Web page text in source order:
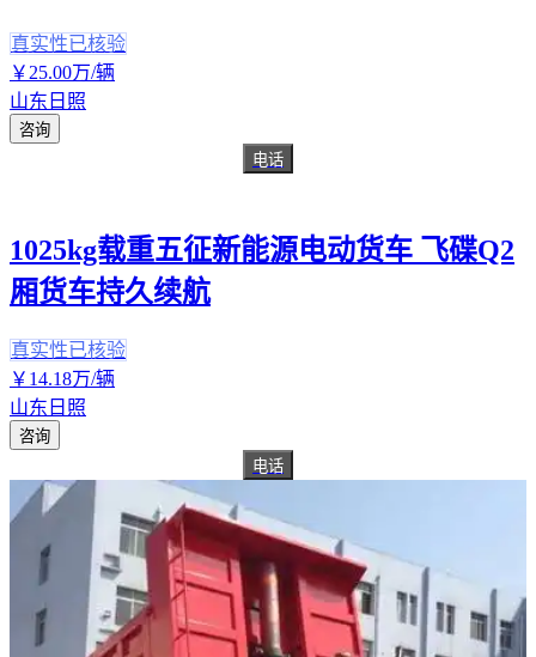
真实性已核验
￥ 25.00万/辆
山东日照
咨询
电话
1025kg载重五征新能源电动货车 飞碟Q2
厢货车持久续航
真实性已核验
￥ 14.18万/辆
山东日照
咨询
电话